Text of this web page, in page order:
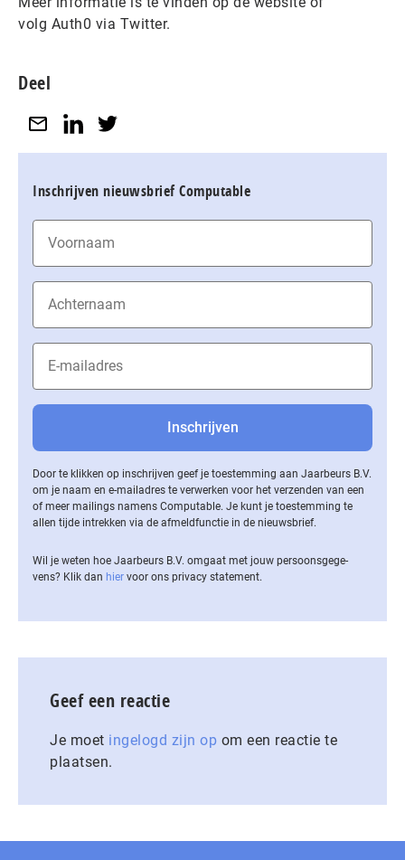
volg Auth0 via Twitter.
Deel
Inschrijven nieuwsbrief Computable
Door te klikken op inschrijven geef je toestemming aan Jaarbeurs B.V.
om je naam en e-mailadres te verwerken voor het verzenden van een
of meer mailings namens Computable. Je kunt je toestemming te
allen tijde intrekken via de af­meld­func­tie in de nieuwsbrief.
Wil je weten hoe Jaarbeurs B.V. omgaat met jouw per­soons­ge­ge­
vens? Klik dan hier voor ons privacy statement.
Geef een reactie
Je moet ingelogd zijn op om een reactie te
plaatsen.